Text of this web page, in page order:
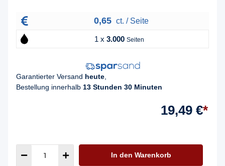
0,65 ct. / Seite
1 x 3.000 Seiten
Garantierter Versand heute
Bestellung innerhalb 13 Stunden 30 Minuten
19,49 €*
In den Warenkorb